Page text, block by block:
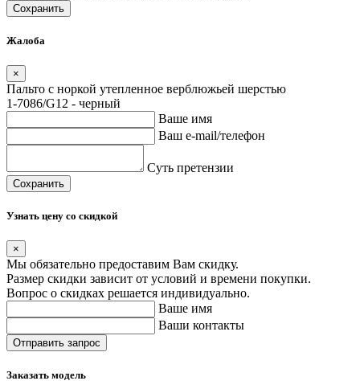
Сохранить
Жалоба
×
Пальто с норкой утепленное верблюжьей шерстью
1-7086/G12 - черный
Ваше имя
Ваш e-mail/телефон
Суть претензии
Сохранить
Узнать цену со скидкой
×
Мы обязательно предоставим Вам скидку.
Размер скидки зависит от условий и времени покупки.
Вопрос о скидках решается индивидуально.
Ваше имя
Ваши контакты
Заказать модель